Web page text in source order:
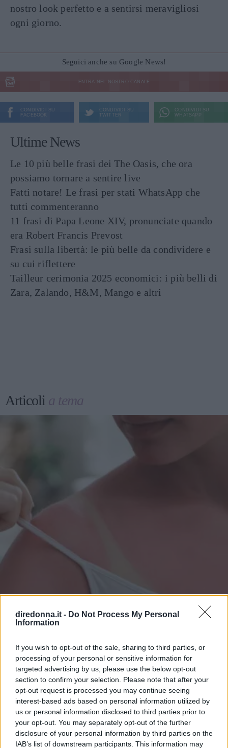
diredonna.it - Do Not Process My Personal
Information
If you wish to opt-out of the sale, sharing to third parties, or
processing of your personal or sensitive information for
targeted advertising by us, please use the below opt-out
section to confirm your selection. Please note that after your
opt-out request is processed you may continue seeing
interest-based ads based on personal information utilized by
us or personal information disclosed to third parties prior to
your opt-out. You may separately opt-out of the further
disclosure of your personal information by third parties on the
IAB’s list of downstream participants. This information may
nostro look perfetto e a sentirsi meravigliosi
ogni giorno.
Seguici anche su Google News!
ENTRA NEL NOSTRO CANALE
CONDIVIDI SU
FACEBOOK
CONDIVIDI SU
TWITTER
CONDIVIDI SU
WHATSAPP
Ultime News
Le 10 più belle frasi dei The Oasis, che ora
possiamo tornare a sentire live
Fatti notare! Le frasi per stati WhatsApp che
tutti commenteranno
11 frasi di Papa Leone XIV, pronunciate quando
era Robert Francis Prevost
Frasi sulla libertà: le più belle da condividere e
su cui riflettere
Tailleur cerimonia 2025 economici: i più belli di
Zara, Zalando, H&M, Mango e altri
Articoli a tema
BELLEZZA
Eritema solare: cosa fare se la
pelle è stata sovraesposta ai
raggi UV
I sintomi e i rimedi più efficaci per l'eritema solare, ma
anche i consigli utili per prevenirlo e proteggere la tua